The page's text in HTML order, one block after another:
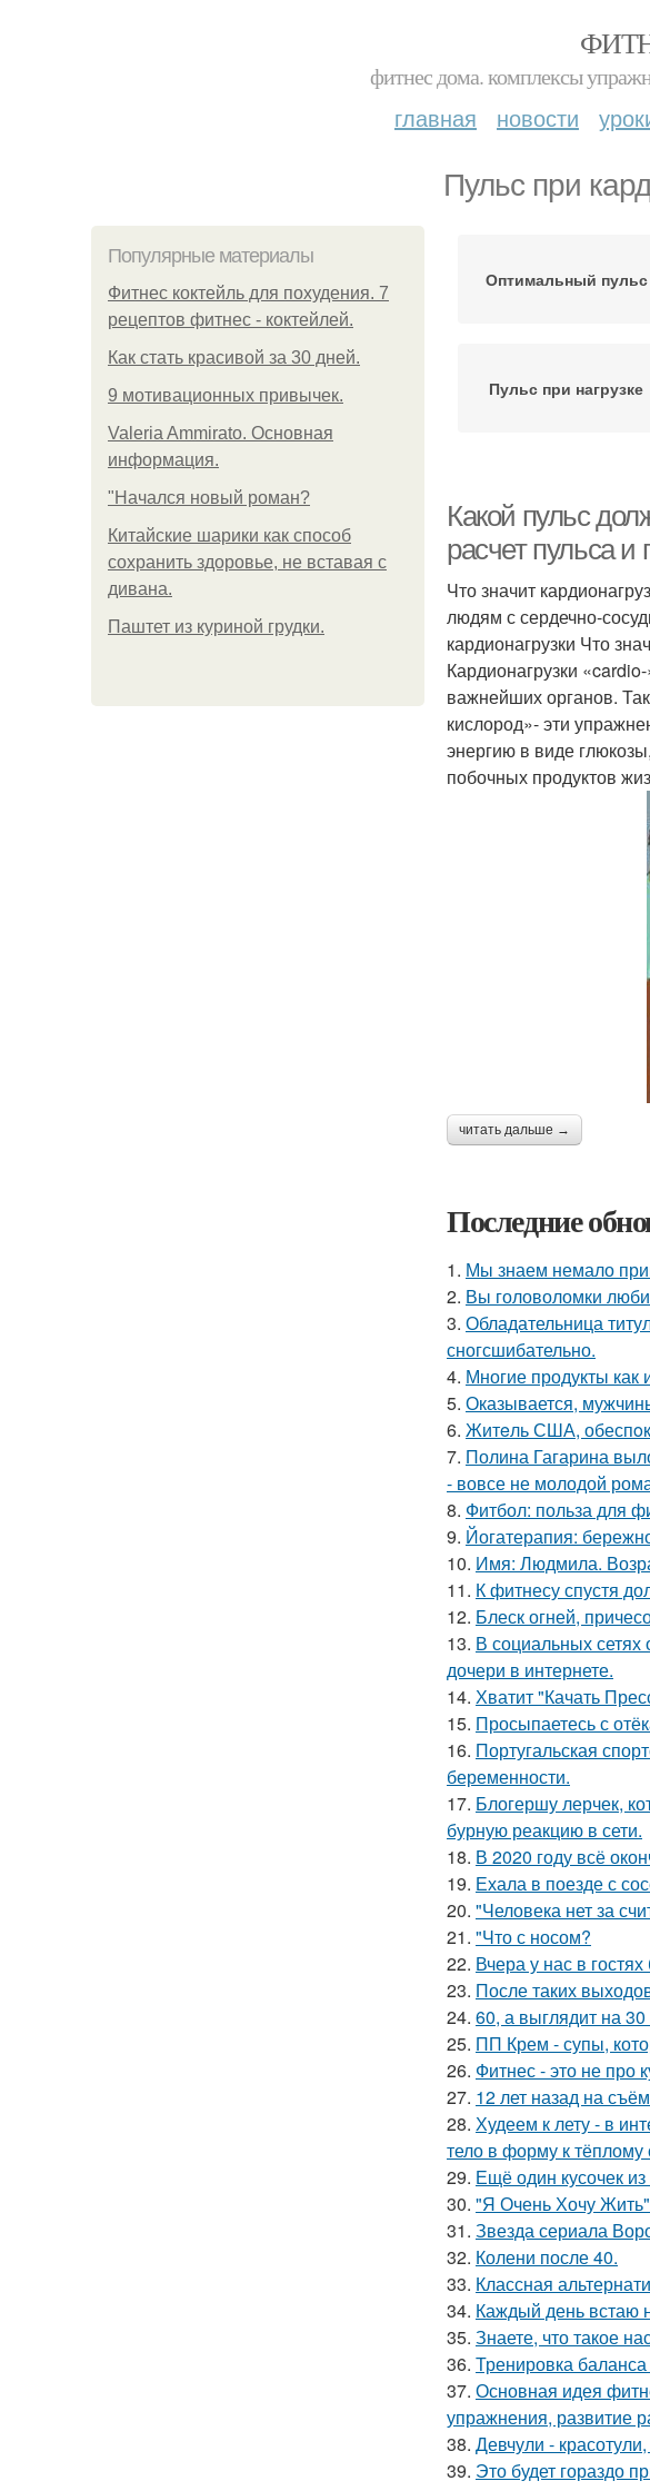
фитнес дома. комплексы
главная новости
Пульс при
Популярные материалы
Фитнес коктейль для похудения. 7
рецептов фитнес - коктейлей.
Как стать красивой за 30 дней.
9 мотивационных привычек.
Valeria Ammirato. Основная
информация.
"Начался новый роман?
Китайские шарики как способ
сохранить здоровье, не вставая с
дивана.
Паштет из куриной грудки.
Оптимальный пульс
Пульс при нагрузке
Какой пульс
расчет пульса и
Что значит
людям с сердечно-
кардионагрузки Что
Кардионагрузки
важнейших органов.
кислород»- эти
энергию в виде
побочных продуктов
читать дальше →
Последние
1. Мы знаем немало
2. Вы головоломки
3. Обладательница
сногсшибательно.
4. Многие продукты
5. Оказывается,
6. Житeль США,
7. Полина Гагарина
- вовсе не молодой
8. Фитбол: польза для
9. Йогатерапия:
10. Имя: Людмила.
11. К фитнесу спустя
12. Блеск огней,
13. В социальных
дочери в интернете.
14. Хватит "Качать
15. Просыпаетесь с
16. Португальская
беременности.
17. Блогершу лерчек,
бурную реакцию в сети.
18. В 2020 году всё
19. Ехала в поезде с
20. "Человека нет за
21. "Что с носом?
22. Вчера у нас в
23. После таких
24. 60, а выглядит на
25. ПП Крем - супы,
26. Фитнес - это не про
27. 12 лет назад на
28. Худеем к лету - в
тело в форму к тёплому
29. Ещё один кусочек
30. "Я Очень Хочу
31. Звезда сериала
32. Колени после 40.
33. Классная
34. Каждый день встаю
35. Знаете, что такое
36. Тренировка
37. Основная идея
упражнения, развитие
38. Девчули -
39. Это будет гораздо